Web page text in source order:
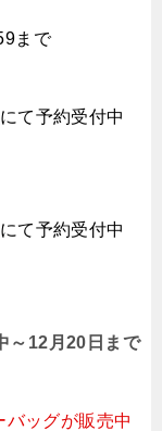
まで
にて予約受付中
にて予約受付中
～12月20日まで
バッグが販売中